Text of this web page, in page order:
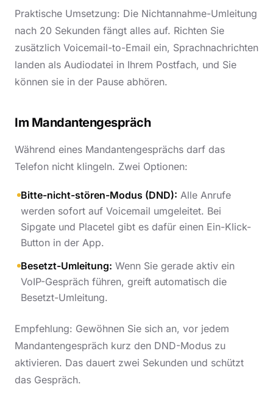
Praktische Umsetzung: Die Nichtannahme-Umleitung
nach 20 Sekunden fängt alles auf. Richten Sie
zusätzlich Voicemail-to-Email ein, Sprachnachrichten
landen als Audiodatei in Ihrem Postfach, und Sie
können sie in der Pause abhören.
Im Mandantengespräch
Während eines Mandantengesprächs darf das
Telefon nicht klingeln. Zwei Optionen:
Bitte-nicht-stören-Modus (DND): Alle Anrufe
werden sofort auf Voicemail umgeleitet. Bei
Sipgate und Placetel gibt es dafür einen Ein-Klick-
Button in der App.
Besetzt-Umleitung: Wenn Sie gerade aktiv ein
VoIP-Gespräch führen, greift automatisch die
Besetzt-Umleitung.
Empfehlung: Gewöhnen Sie sich an, vor jedem
Mandantengespräch kurz den DND-Modus zu
aktivieren. Das dauert zwei Sekunden und schützt
das Gespräch.